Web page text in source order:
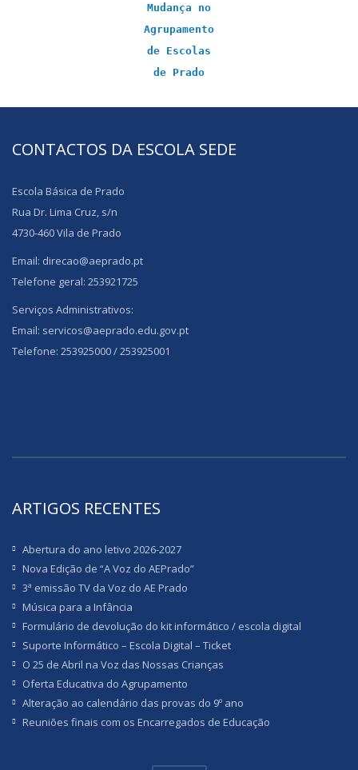
Mudança no
Agrupamento
de Escolas
de Prado
CONTACTOS DA ESCOLA SEDE
Escola Básica de Prado
Rua Dr. Lima Cruz, s/n
4730-460 Vila de Prado
Email: direcao@aeprado.pt
Telefone geral: 253921725
Serviços Administrativos:
Email: servicos@aeprado.edu.gov.pt
Telefone: 253925000 / 253925001
ARTIGOS RECENTES
Abertura do ano letivo 2026-2027
Nova Edição de “A Voz do AEPrado”
3ª emissão TV da Voz do AE Prado
Música para a Infância
Formulário de devolução do kit informático / escola digital
Suporte Informático – Escola Digital – Ticket
O 25 de Abril na Voz das Nossas Crianças
Oferta Educativa do Agrupamento
Alteração ao calendário das provas do 9º ano
Reuniões finais com os Encarregados de Educação